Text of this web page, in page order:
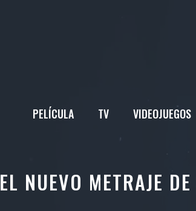
PELÍCULA TV VIDEOJUEGOS
EL NUEVO METRAJE